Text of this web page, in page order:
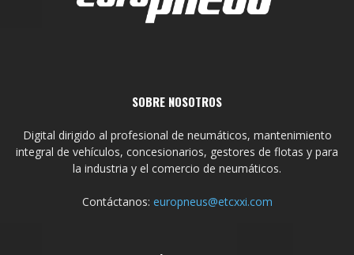
SOBRE NOSOTROS
Digital dirigido al profesional de neumáticos, mantenimiento
integral de vehículos, concesionarios, gestores de flotas y para
la industria y el comercio de neumáticos.
Contáctanos: europneus@etcxxi.com